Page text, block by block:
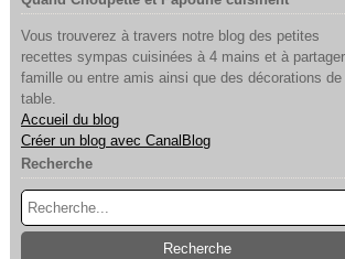
Vous trouverez à travers notre blog des petites
recettes sympas cuisinées à 4 mains et à
famille ou entre amis ainsi que des décorations de
table.
Accueil du blog
Créer un blog avec CanalBlog
Recherche